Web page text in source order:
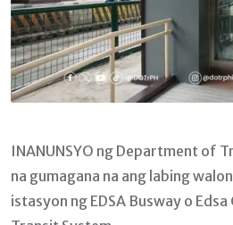
INANUNSYO ng Department of
na gumagana na ang labing
istasyon ng EDSA Busway o